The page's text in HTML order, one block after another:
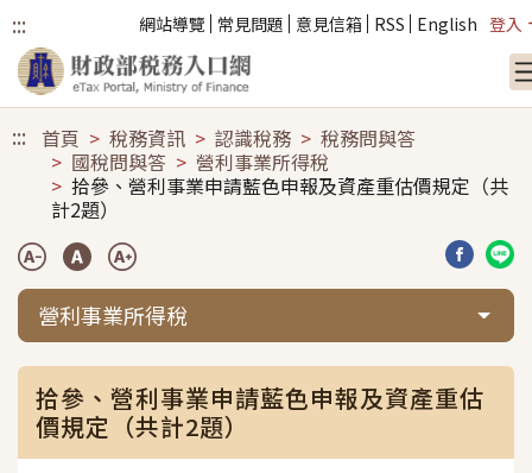
::: 網站導覽 常見問題 意見信箱 RSS English 登入
::: 首頁 稅務資訊 認識稅務
稅務問與答
國稅問與答
營利事業所得稅
拾參、營利事業申請藍色申報及資產重估價規定（共
計2題）
分享到
分
營利事業所得稅
拾參、營利事業申請藍色申報及資產重估
價規定（共計2題）